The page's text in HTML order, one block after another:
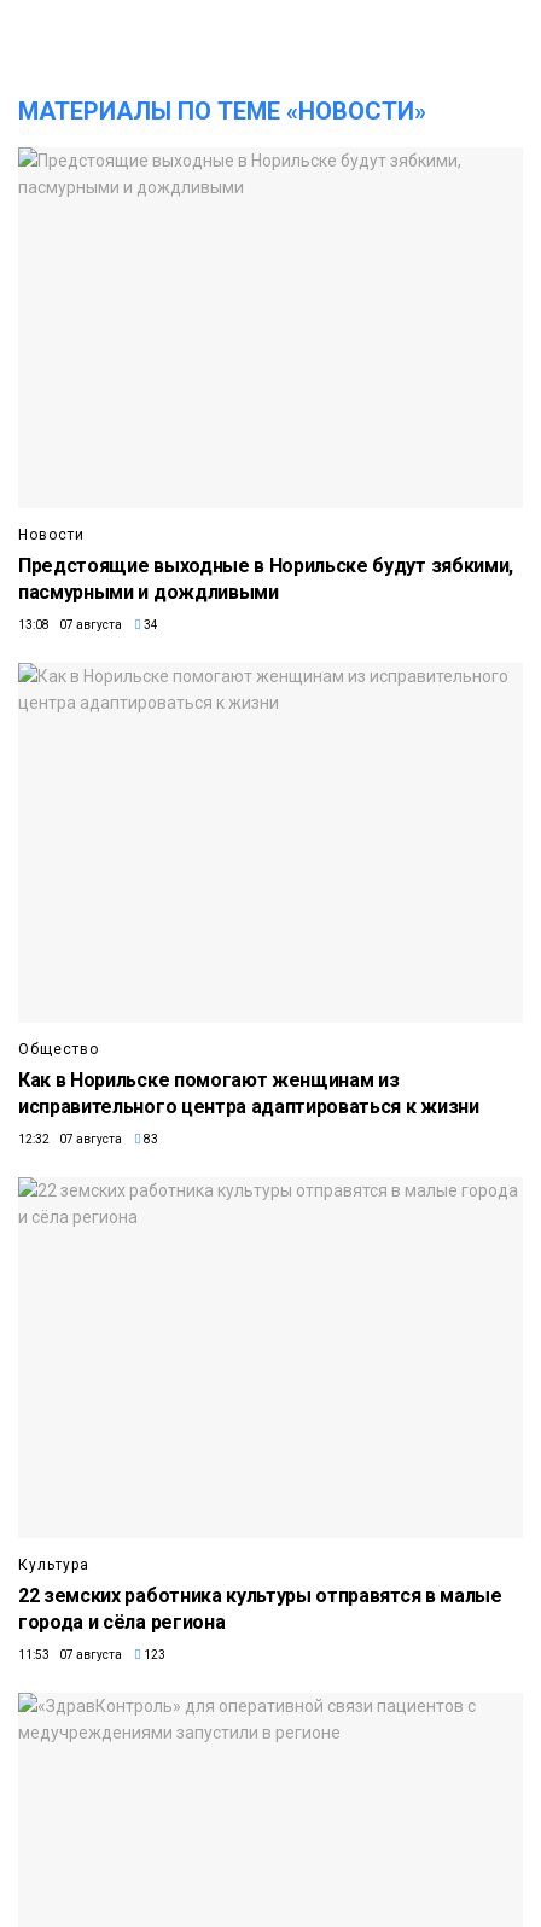
МАТЕРИАЛЫ ПО ТЕМЕ «НОВОСТИ»
Новости
Предстоящие выходные в Норильске будут зябкими,
пасмурными и дождливыми
13:08 07 августа 34
Общество
Как в Норильске помогают женщинам из
исправительного центра адаптироваться к жизни
12:32 07 августа 83
Культура
22 земских работника культуры отправятся в малые
города и сёла региона
11:53 07 августа 123